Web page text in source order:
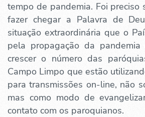
tempo de pandemia. Foi preciso
fazer chegar a Palavra de
situação extraordinária que o
pela propagação da
crescer o número das
Campo Limpo que estão
para transmissões on-line, não
mas como modo de
contato com os paroquianos.